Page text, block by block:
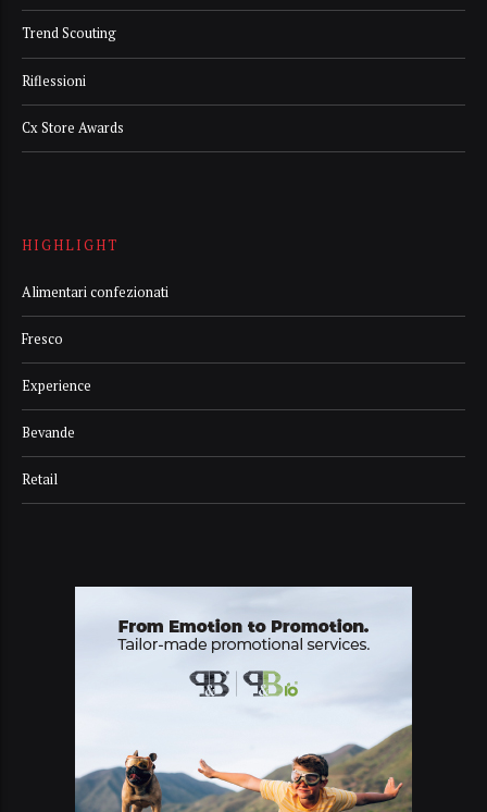
Trend Scouting
Riflessioni
Cx Store Awards
HIGHLIGHT
Alimentari confezionati
Fresco
Experience
Bevande
Retail